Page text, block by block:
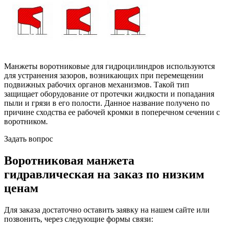
Манжеты воротниковые для гидроцилиндров используются
для устранения зазоров, возникающих при перемещении
подвижных рабочих органов механизмов. Такой тип
защищает оборудование от протечки жидкости и попадания
пыли и грязи в его полости. Данное название получено по
причине сходства ее рабочей кромки в поперечном сечении с
воротником.
Задать вопрос
Воротниковая манжета
гидравлическая на заказ по низким
ценам
Для заказа достаточно оставить заявку на нашем сайте или
позвонить, через следующие формы связи: